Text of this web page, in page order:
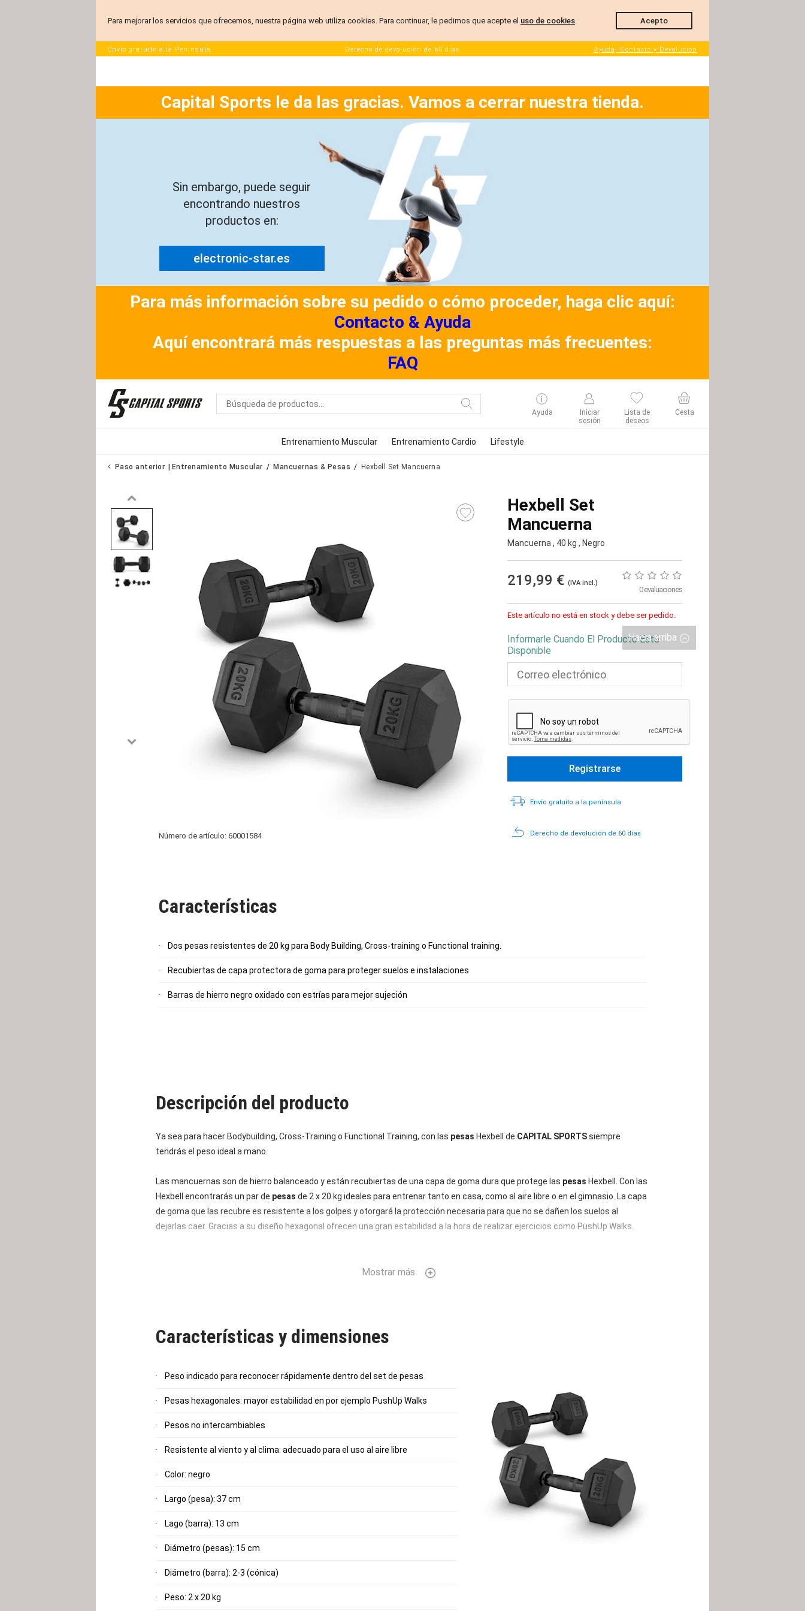
Capital Sports le da las gracias. Vamos a cerrar nuestra tienda.
Sin embargo, puede seguir
encontrando nuestros
productos en:
electronic-star.es
Para más información sobre su pedido o cómo proceder, haga clic aquí:
Contacto & Ayuda
Aquí encontrará más respuestas a las preguntas más frecuentes:
FAQ
Ayuda
Iniciar
sesión
Lista de
deseos
Cesta
Entrenamiento Muscular Entrenamiento Cardio Lifestyle
Paso anterior Entrenamiento Muscular Mancuernas & Pesas Hexbell Set Mancuerna
Hexbell Set
Mancuerna
Mancuerna , 40 kg , Negro
219,99 € (IVA incl.)
0 evaluaciones
Este artículo no está en stock y debe ser pedido.
Informarle Cuando El Producto Esté
Disponible
Envío gratuito a la península
Derecho de devolución de 60 días
Número de artículo: 60001584
Características
Dos pesas resistentes de 20 kg para Body Building, Cross-training o Functional training.
Recubiertas de capa protectora de goma para proteger suelos e instalaciones
Barras de hierro negro oxidado con estrías para mejor sujeción
Descripción del producto
Ya sea para hacer Bodybuilding, Cross-Training o Functional Training, con las pesas Hexbell de CAPITAL SPORTSsiempre
tendrás el peso ideal a mano.
Las mancuernas son de hierro balanceado y están recubiertas de una capa de goma dura que protege las pesas Hexbell. Con las
Hexbell encontrarás un par de pesas de 2 x 20 kg ideales para entrenar tanto en casa, como al aire libre o en el gimnasio. La capa
de goma que las recubre es resistente a los golpes y otorgará la protección necesaria para que no se dañen los suelos al
dejarlas caer. Gracias a su diseño hexagonal ofrecen una gran estabilidad a la hora de realizar ejercicios como PushUp Walks.
ofrecen la mejor sujeción al entrenar. Gracias a su diseño robusto y la combinación de goma y acero cromado las
Mostrar más
Características y dimensiones
Peso indicado para reconocer rápidamente dentro del set de pesas
Pesas hexagonales: mayor estabilidad en por ejemplo PushUp Walks
Pesos no intercambiables
Resistente al viento y al clima: adecuado para el uso al aire libre
Color: negro
Largo (pesa): 37 cm
Lago (barra): 13 cm
Diámetro (pesas): 15 cm
Diámetro (barra): 2-3 (cónica)
Peso: 2 x 20 kg
Envío gratuito a la Península Derecho de devolución de 60 días Ayuda, Contacto y Devolución
Para mejorar los servicios que ofrecemos, nuestra página web utiliza cookies. Para continuar, le pedimos que acepte el uso de cookies. Acepto
Hacia arriba